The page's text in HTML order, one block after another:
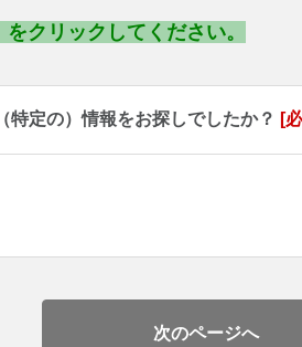
クリックしてください。
特定の）情報をお探しでしたか？ [